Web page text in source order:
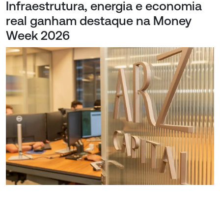
Infraestrutura, energia e economia
real ganham destaque na Money
Week 2026